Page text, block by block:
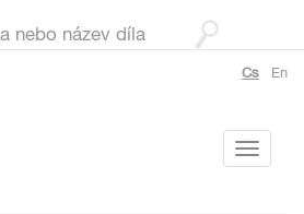
Cs En
Toggle